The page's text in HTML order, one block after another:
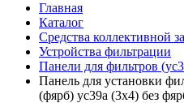
Главная
Каталог
Средства коллективной
Устройства фильтрации
Панели для фильтров
Панель для установки
(фярб) ус39а (3х4) без